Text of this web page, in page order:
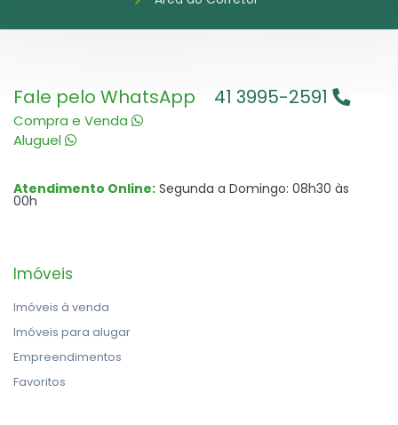
Fale pelo WhatsApp
Compra e Venda
Aluguel
41 3995-2591
Atendimento Online: Segunda a Domingo: 08h30 às
00h
Imóveis
Imóveis à venda
Imóveis para alugar
Empreendimentos
Favoritos